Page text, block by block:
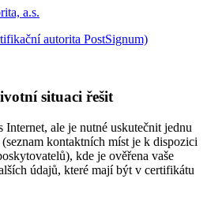
a.s.
autorita PostSignum)
situaci řešit
Internet, ale je nutné uskutečnit jednu
kontaktních míst je k dispozici
kde je ověřena vaše
údajů, které mají být v certifikátu